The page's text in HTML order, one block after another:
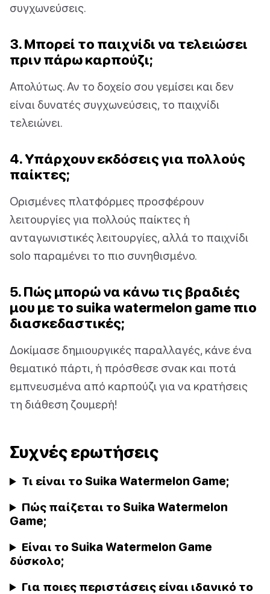
συγχωνεύσεις.
3. Μπορεί το παιχνίδι να τελειώσει
πριν πάρω καρπούζι;
Απολύτως. Αν το δοχείο σου γεμίσει και δεν
είναι δυνατές συγχωνεύσεις, το παιχνίδι
τελειώνει.
4. Υπάρχουν εκδόσεις για πολλούς
παίκτες;
Ορισμένες πλατφόρμες προσφέρουν
λειτουργίες για πολλούς παίκτες ή
ανταγωνιστικές λειτουργίες, αλλά το παιχνίδι
solo παραμένει το πιο συνηθισμένο.
5. Πώς μπορώ να κάνω τις βραδιές
μου με το suika watermelon game πιο
διασκεδαστικές;
Δοκίμασε δημιουργικές παραλλαγές, κάνε ένα
θεματικό πάρτι, ή πρόσθεσε σνακ και ποτά
εμπνευσμένα από καρπούζι για να κρατήσεις
τη διάθεση ζουμερή!
Συχνές ερωτήσεις
Τι είναι το Suika Watermelon Game;
Πώς παίζεται το Suika Watermelon
Game;
Είναι το Suika Watermelon Game
δύσκολο;
Για ποιες περιστάσεις είναι ιδανικό το